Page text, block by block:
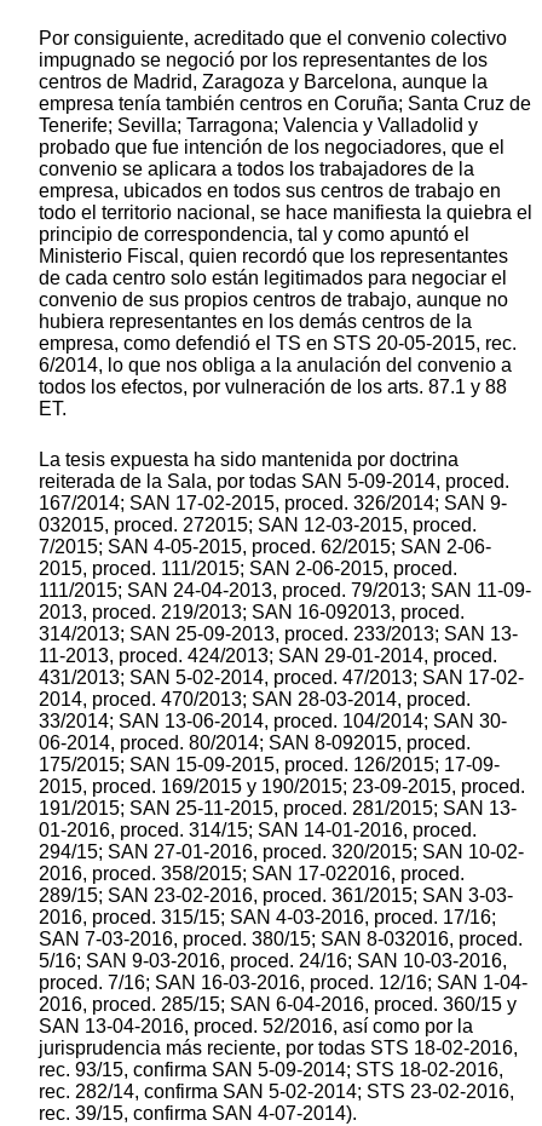
Por consiguiente, acreditado que el convenio colectivo
impugnado se negoció por los representantes de los
centros de Madrid, Zaragoza y Barcelona, aunque la
empresa tenía también centros en Coruña; Santa Cruz de
Tenerife; Sevilla; Tarragona; Valencia y Valladolid y
probado que fue intención de los negociadores, que el
convenio se aplicara a todos los trabajadores de la
empresa, ubicados en todos sus centros de trabajo en
todo el territorio nacional, se hace manifiesta la quiebra el
principio de correspondencia, tal y como apuntó el
Ministerio Fiscal, quien recordó que los representantes
de cada centro solo están legitimados para negociar el
convenio de sus propios centros de trabajo, aunque no
hubiera representantes en los demás centros de la
empresa, como defendió el TS en STS 20-05-2015, rec.
6/2014, lo que nos obliga a la anulación del convenio a
todos los efectos, por vulneración de los arts. 87.1 y 88
ET.
La tesis expuesta ha sido mantenida por doctrina
reiterada de la Sala, por todas SAN 5-09-2014, proced.
167/2014; SAN 17-02-2015, proced. 326/2014; SAN 9-
032015, proced. 272015; SAN 12-03-2015, proced.
7/2015; SAN 4-05-2015, proced. 62/2015; SAN 2-06-
2015, proced. 111/2015; SAN 2-06-2015, proced.
111/2015; SAN 24-04-2013, proced. 79/2013; SAN 11-09-
2013, proced. 219/2013; SAN 16-092013, proced.
314/2013; SAN 25-09-2013, proced. 233/2013; SAN 13-
11-2013, proced. 424/2013; SAN 29-01-2014, proced.
431/2013; SAN 5-02-2014, proced. 47/2013; SAN 17-02-
2014, proced. 470/2013; SAN 28-03-2014, proced.
33/2014; SAN 13-06-2014, proced. 104/2014; SAN 30-
06-2014, proced. 80/2014; SAN 8-092015, proced.
175/2015; SAN 15-09-2015, proced. 126/2015; 17-09-
2015, proced. 169/2015 y 190/2015; 23-09-2015, proced.
191/2015; SAN 25-11-2015, proced. 281/2015; SAN 13-
01-2016, proced. 314/15; SAN 14-01-2016, proced.
294/15; SAN 27-01-2016, proced. 320/2015; SAN 10-02-
2016, proced. 358/2015; SAN 17-022016, proced.
289/15; SAN 23-02-2016, proced. 361/2015; SAN 3-03-
2016, proced. 315/15; SAN 4-03-2016, proced. 17/16;
SAN 7-03-2016, proced. 380/15; SAN 8-032016, proced.
5/16; SAN 9-03-2016, proced. 24/16; SAN 10-03-2016,
proced. 7/16; SAN 16-03-2016, proced. 12/16; SAN 1-04-
2016, proced. 285/15; SAN 6-04-2016, proced. 360/15 y
SAN 13-04-2016, proced. 52/2016, así como por la
jurisprudencia más reciente, por todas STS 18-02-2016,
rec. 93/15, confirma SAN 5-09-2014; STS 18-02-2016,
rec. 282/14, confirma SAN 5-02-2014; STS 23-02-2016,
rec. 39/15, confirma SAN 4-07-2014).